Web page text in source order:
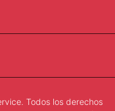
Todos los derechos